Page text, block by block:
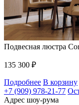
Подвесная люстра
135 300 ₽
Подробнее В корзину
+7 (909) 978-21-77
Адрес шоу-рума